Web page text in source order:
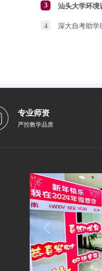
3 汕头大学环境
4 深大自考助学
专业师资
严控教学品质
Previous